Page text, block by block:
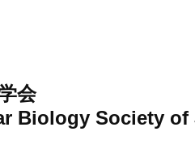
会
Biology Society of